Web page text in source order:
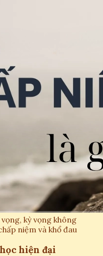
kỳ vọng không
niệm và khổ đau
hiện đại